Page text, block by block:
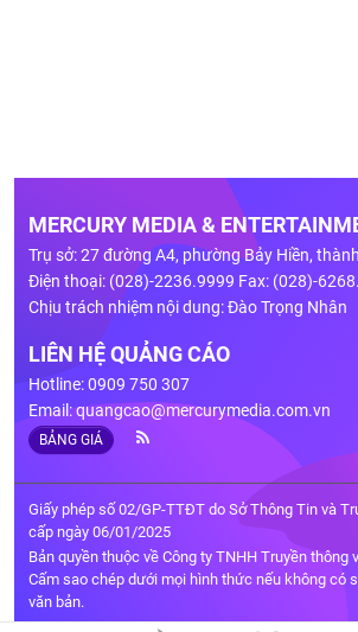
MERCURY MEDIA &
Trụ sở: 27 đường A4, phường Bảy Hiền,
Điện thoại: (028)-2236.9999 Fax: (028)-
Chịu trách nhiệm nội dung: Đào Trọng Nhân
LIÊN HỆ QUẢNG CÁO
Hotline: 0909 750 307
Email:quangcao@mercurymedia.com.vn
BẢNG GIÁ
Giấy phép số 02/GP-TTĐT do Sở Thông Tin và
cấp ngày 06/01/2025
Bản quyền thuộc về Công ty TNHH Truyền thông
Cấm sao chép dưới mọi hình thức nếu không có
văn bản.